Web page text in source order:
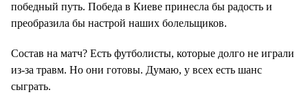
победный путь. Победа в Киеве принесла бы радость и
преобразила бы настрой наших болельщиков.
Состав на матч? Есть футболисты, которые долго не играли
из-за травм. Но они готовы. Думаю, у всех есть шанс
сыграть.